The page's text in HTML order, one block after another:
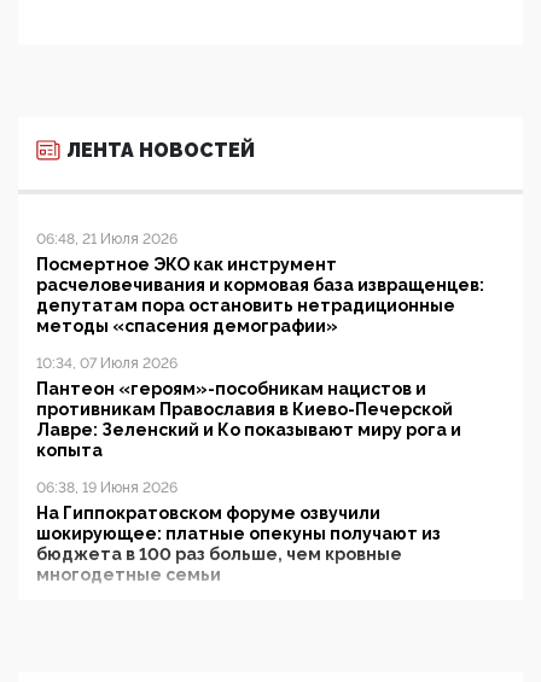
ЛЕНТА НОВОСТЕЙ
06:48, 21 Июля 2026
Посмертное ЭКО как инструмент
расчеловечивания и кормовая база извращенцев:
депутатам пора остановить нетрадиционные
методы «спасения демографии»
10:34, 07 Июля 2026
Пантеон «героям»-пособникам нацистов и
противникам Православия в Киево-Печерской
Лавре: Зеленский и Ко показывают миру рога и
копыта
06:38, 19 Июня 2026
На Гиппократовском форуме озвучили
шокирующее: платные опекуны получают из
бюджета в 100 раз больше, чем кровные
многодетные семьи